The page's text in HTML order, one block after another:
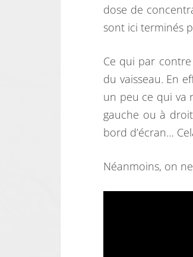
dose de
sont ici terminés
Ce qui par
du vaisseau. En
un peu ce qui va
gauche ou à
bord d’écran…
Néanmoins, on